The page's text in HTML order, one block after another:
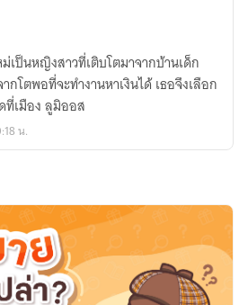
เป็นหญิงสาวที่เติบโตมาจากบ้านเด็ก
โตพอที่จะทำงานหาเงินได้ เธอจึงเลือก
ที่เมือง ลูมิออส
น.